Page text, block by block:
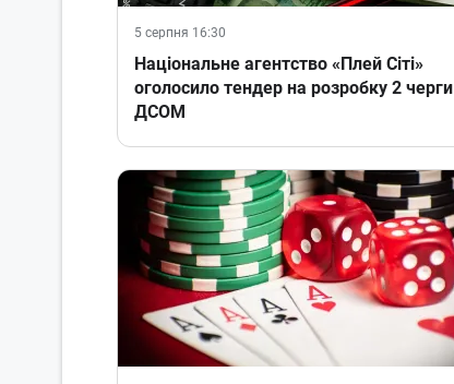
5 серпня 16:30
Національне агентство «Плей Сіті»
оголосило тендер на розробку 2 черги
ДСОМ